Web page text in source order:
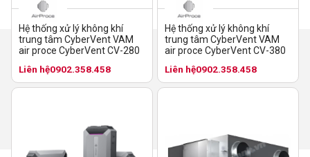
Hệ thống xử lý không khí
trung tâm CyberVent VAM
air proce CyberVent CV-280
Liên hệ0902.358.458
Hệ thống xử lý không khí
trung tâm CyberVent VAM
air proce CyberVent CV-380
Liên hệ0902.358.458